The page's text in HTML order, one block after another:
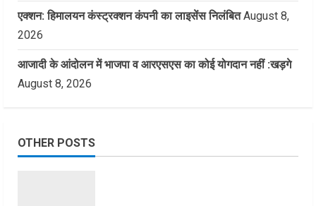
एक्शन: हिमालयन कंस्ट्रक्शन कंपनी का लाइसेंस निलंबित August 8,
2026
आजादी के आंदोलन में भाजपा व आरएसएस का कोई योगदान नहीं :खड़गे
August 8, 2026
OTHER POSTS